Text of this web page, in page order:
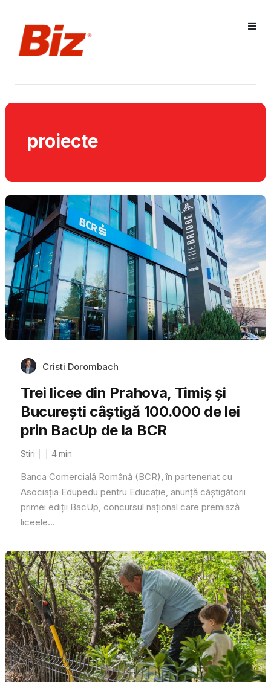
proiecte
Cristi Dorombach
Trei licee din Prahova, Timiș și
București câștigă 100.000 de lei
prin BacUp de la BCR
Stiri 4min
Banca Comercială Română (BCR), în parteneriat cu
Asociația Edupedu pentru Educație, anunță câștigătorii
primei ediții BacUp, concursul național care premiază
liceele...